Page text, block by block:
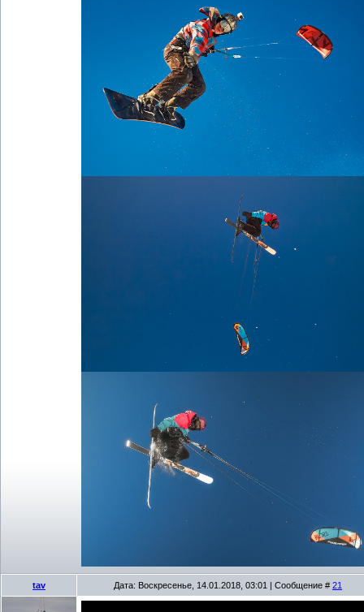
tav Дата: Воскресенье, 14.01.2018, 03:01 | Сообщение # 21